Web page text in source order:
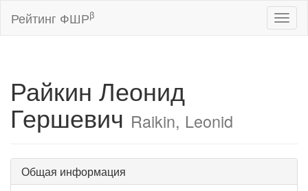
Рейтинг ФШРβ
Райкин Леонид
Гершевич Raikin, Leonid
Общая информация